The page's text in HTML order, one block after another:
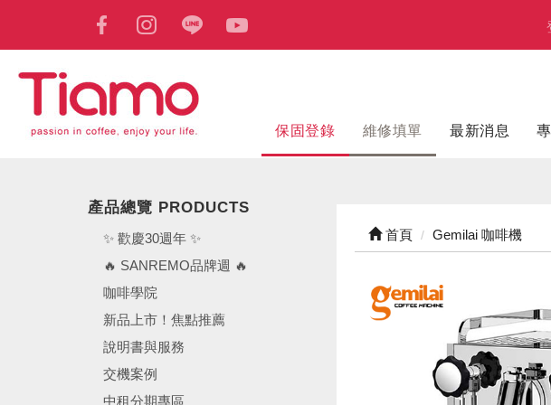
保固登錄 維修填單 最新消息
產品總覽 PRODUCTS
✨ 歡慶30週年 ✨
🔥 SANREMO品牌週 🔥
咖啡學院
新品上市！焦點推薦
說明書與服務
交機案例
中租分期專區
首頁 Gemilai 咖啡機